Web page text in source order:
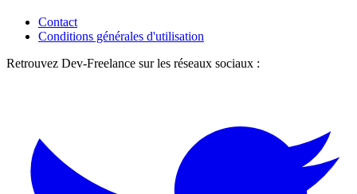
Contact
Conditions générales d'utilisation
Retrouvez Dev-Freelance sur les réseaux sociaux :